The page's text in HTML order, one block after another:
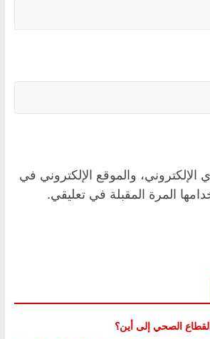
والموقع الإلكتروني في
المرة المقبلة في تعليقي.
الصحي إلى أين؟